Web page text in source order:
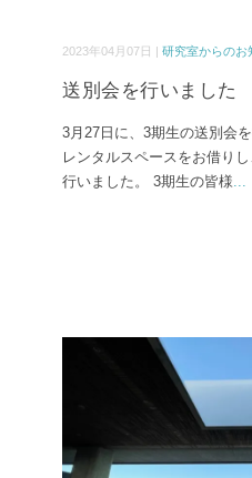
2023年04月07日 | 研究室からのお
送別会を行いました
3月27日に、3期生の送別会
レンタルスペースをお借り
行いました。 3期生の皆様...